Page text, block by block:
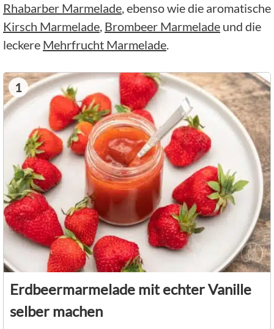
Rhabarber Marmelade, ebenso wie die aromatische
Kirsch Marmelade, Brombeer Marmelade und die
leckere Mehrfrucht Marmelade.
1
Erdbeermarmelade mit echter Vanille
selber machen